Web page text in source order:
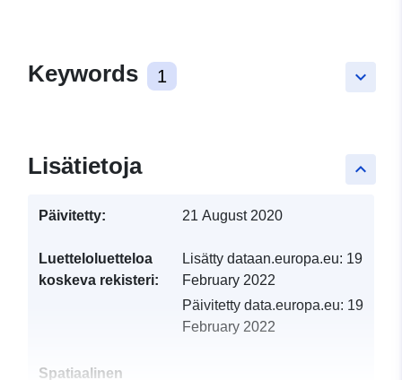
keyboard_arrow_down
Keywords 1
keyboard_arrow_up
Lisätietoja
Päivitetty: 21 August 2020
Luetteloluetteloa
koskeva rekisteri:
Lisätty dataan.europa.eu: 19
February 2022
Päivitetty data.europa.eu: 19
February 2022
Spatiaalinen